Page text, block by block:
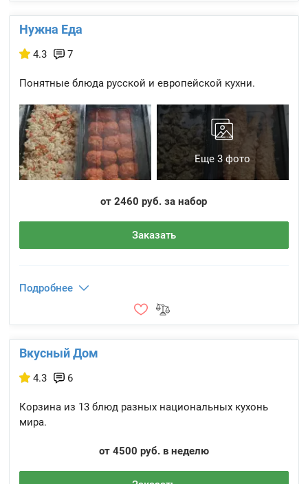
Нужна Еда
4.3 7
Понятные блюда русской и европейской кухни.
Еще 3 фото
от 2460 руб. за набор
Заказать
Подробнее
Вкусный Дом
4.3 6
Корзина из 13 блюд разных национальных кухонь
мира.
от 4500 руб. в неделю